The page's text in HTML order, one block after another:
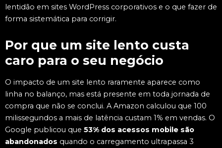
lentidão em sites WordPress corporativos e o que fazer de
forma sistemática para corrigir.
Por que um site lento custa
caro para o seu negócio
O impacto de um site lento raramente aparece como
linha no balanço, mas está presente em toda jornada de
compra que não se conclui. A Amazon calculou que 100
milissegundos a mais de latência custam 1% em vendas. O
Google publicou que 53% dos acessos mobile são
abandonados quando o carregamento ultrapassa 3